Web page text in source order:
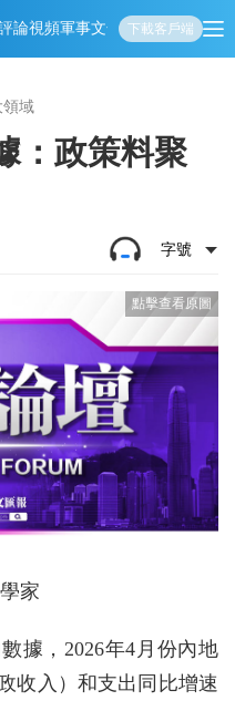
論視頻軍事文化 娛樂生活教育體
下載客戶端
領域
：政策料聚
字號
家
據，2026年4月份內地
收入）和支出同比增速